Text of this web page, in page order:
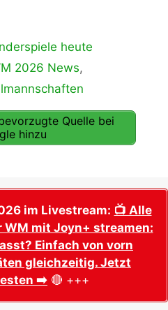
heute
2026 News,
Quelle bei
hinzu
im Livestream: 📺 Alle
WM mit Joyn+ streamen:
Einfach von vorn
gleichzeitig. Jetzt
➡️ 🔴 +++